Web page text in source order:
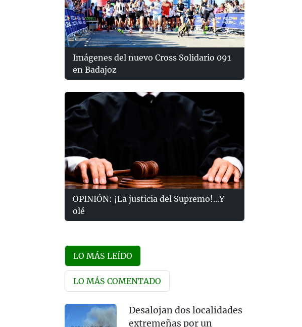
Imágenes del nuevo Cross Solidario 091
en Badajoz
OPINIÓN: ¡La justicia del Supremo!...Y
olé
LO MÁS LEÍDO
LO MÁS COMENTADO
Desalojan dos localidades
extremeñas por un